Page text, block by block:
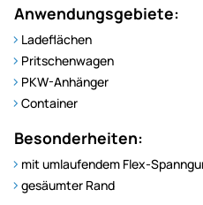
Anwendungsgebiete:
Ladeflächen
Pritschenwagen
PKW-Anhänger
Container
Besonderheiten:
mit umlaufendem Flex-
gesäumter Rand